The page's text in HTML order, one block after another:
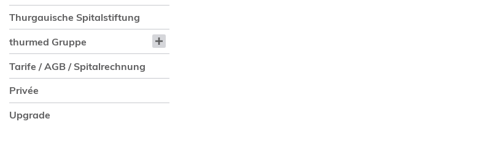
Thurgauische Spitalstiftung
thurmed Gruppe
Tarife / AGB / Spitalrechnung
Privée
Upgrade